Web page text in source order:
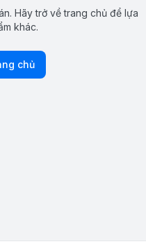
Hãy trở về trang chủ để lựa
khác.
chủ